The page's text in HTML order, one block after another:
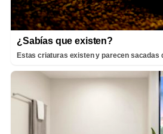
¿Sabías que existen?
Estas criaturas existen y parecen sacadas